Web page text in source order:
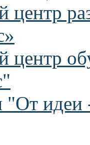
центр
центр
идеи